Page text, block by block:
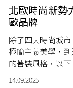
北歐時尚新勢
歐品牌
除了四大時尚城
極簡主義美學，
的著裝風格，以
14.09.2025